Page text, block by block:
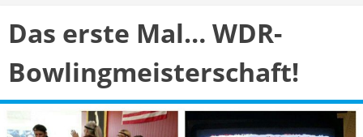
Das erste Mal… WDR-
Bowlingmeisterschaft!